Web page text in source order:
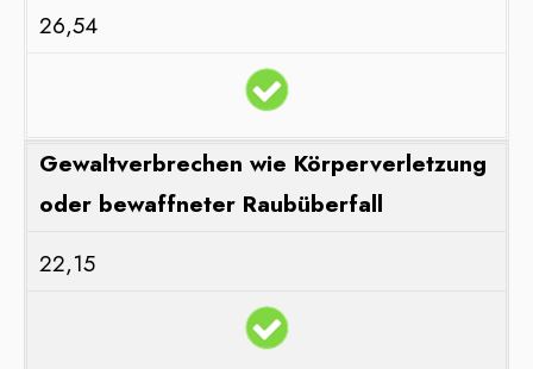
26,54
Gewaltverbrechen wie Körperverletzung
oder bewaffneter Raubüberfall
22,15